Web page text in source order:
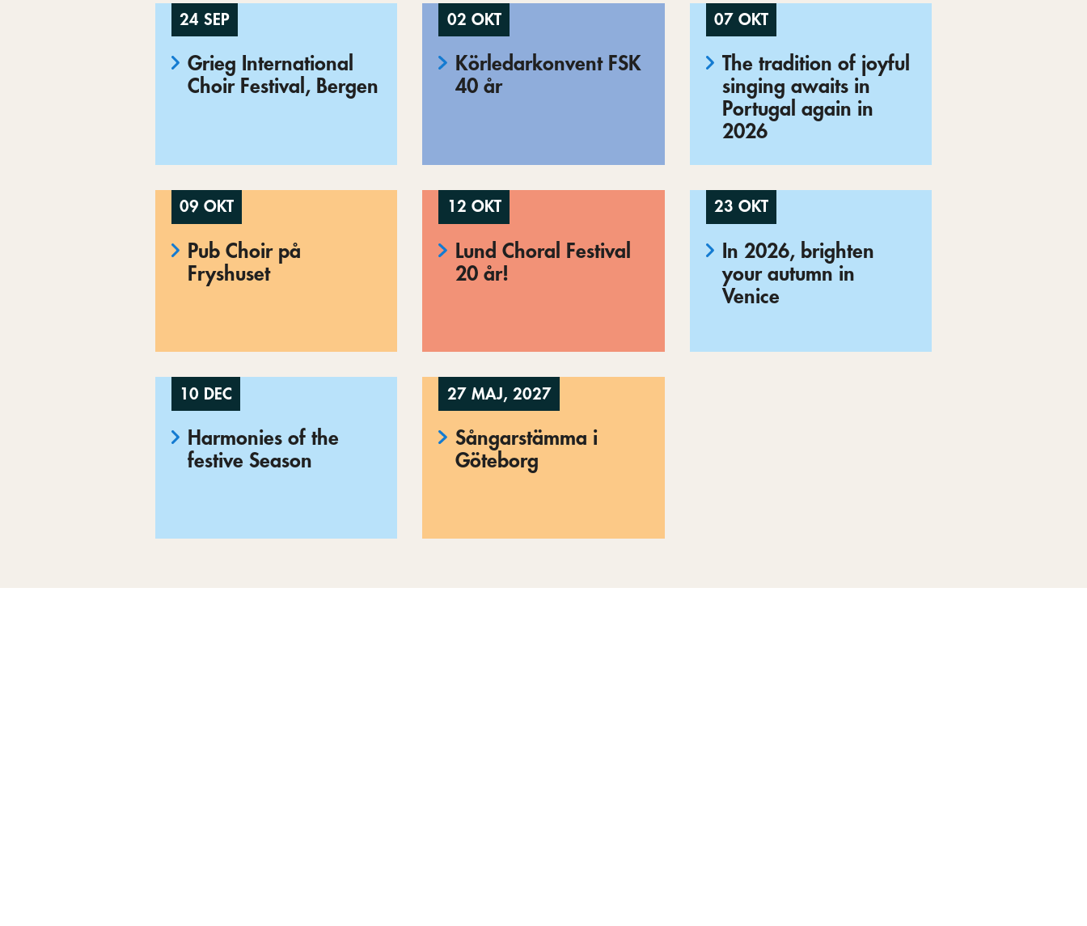
24 SEP
Grieg International
Choir Festival, Bergen
02 OKT
Körledarkonvent FSK
40 år
07 OKT
The tradition of joyful
singing awaits in
Portugal again in
2026
09 OKT
Pub Choir på
Fryshuset
12 OKT
Lund Choral Festival
20 år!
23 OKT
In 2026, brighten
your autumn in
Venice
10 DEC
Harmonies of the
festive Season
27 MAJ, 2027
Sångarstämma i
Göteborg